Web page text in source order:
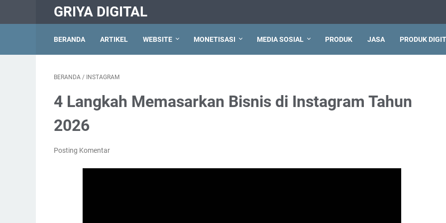
GRIYA DIGITAL
BERANDA ARTIKEL WEBSITE MONETISASI MEDIA SOSIAL PRODUK JASA PRODUK
BERANDA / INSTAGRAM
4 Langkah Memasarkan Bisnis di Instagram Tahun
2026
Posting Komentar